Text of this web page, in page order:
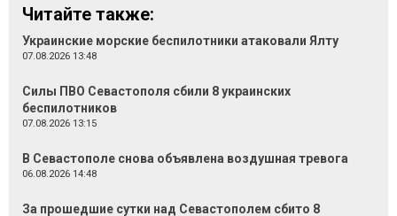
Читайте также:
Украинские морские беспилотники атаковали Ялту
07.08.2026 13:48
Силы ПВО Севастополя сбили 8 украинских
беспилотников
07.08.2026 13:15
В Севастополе снова объявлена воздушная тревога
06.08.2026 14:48
За прошедшие сутки над Севастополем сбито 8